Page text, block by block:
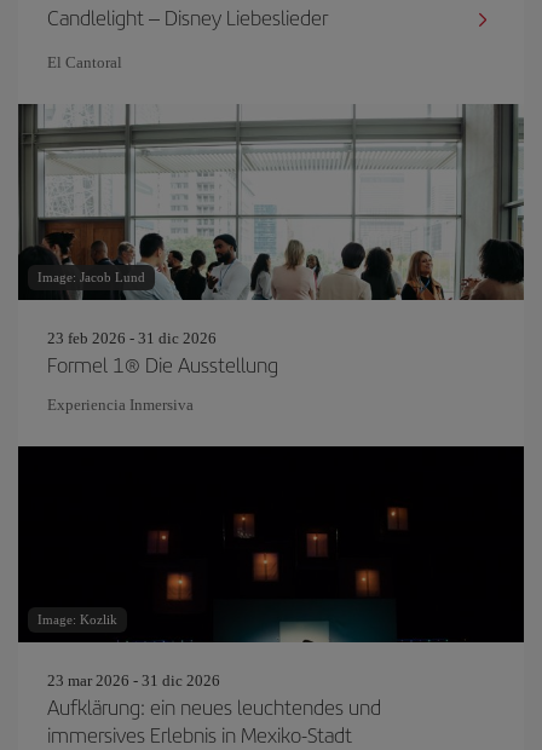
Candlelight – Disney Liebeslieder
El Cantoral
Image: Jacob Lund
23 feb 2026 - 31 dic 2026
Formel 1® Die Ausstellung
Experiencia Inmersiva
Image: Kozlik
23 mar 2026 - 31 dic 2026
Aufklärung: ein neues leuchtendes und
immersives Erlebnis in Mexiko-Stadt